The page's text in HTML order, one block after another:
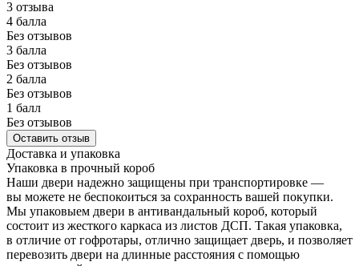
3 отзыва
4 балла
Без отзывов
3 балла
Без отзывов
2 балла
Без отзывов
1 балл
Без отзывов
Оставить отзыв
Доставка и упаковка
Упаковка в прочный короб
Наши двери надежно защищены при транспортировке —
вы можете не беспокоиться за сохранность вашей покупки.
Мы упаковыем двери в антивандальный короб, который
состоит из жесткого каркаса из листов ДСП. Такая упаковка,
в отличие от гофротары, отлично защищает дверь, и позволяет
перевозить двери на длинные расстояния с помощью